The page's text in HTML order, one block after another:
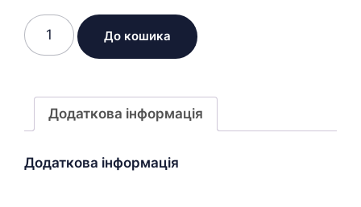
Мережевий
сонячний
Sunny
Tripower
STP
До кошика
Додаткова інформація
Додаткова інформація